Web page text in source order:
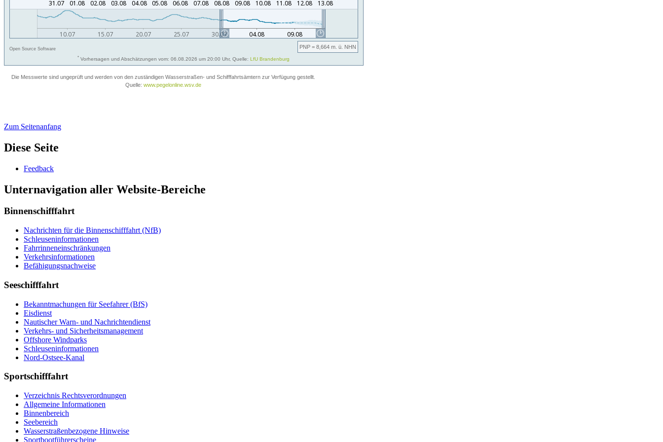
Zum Seitenanfang
Diese Seite
Feed­back
Unternavigation aller Website-Bereiche
Binnenschifffahrt
Nach­rich­ten für die Bin­nen­schiff­fahrt (NfB)
Schleu­sen­in­for­ma­tio­nen
Fahr­rin­nen­ein­schrän­kun­gen
Ver­kehrs­in­for­ma­tio­nen
Be­fä­hi­gungs­nach­wei­se
Seeschifffahrt
Be­kannt­ma­chun­gen für See­fah­rer (BfS)
Eis­dienst
Nau­ti­scher Warn-​ und Nach­rich­ten­dienst
Ver­kehrs-​ und Si­cher­heits­ma­na­ge­ment
Offs­ho­re Wind­parks
Schleu­sen­in­for­ma­tio­nen
Nord-​Ost­see-​Ka­nal
Sportschifffahrt
Ver­zeich­nis Rechts­ver­ord­nun­gen
All­ge­mei­ne In­for­ma­tio­nen
Bin­nen­be­reich
See­be­reich
Was­ser­stra­ßen­be­zo­ge­ne Hin­wei­se
Sport­boot­füh­rer­schei­ne